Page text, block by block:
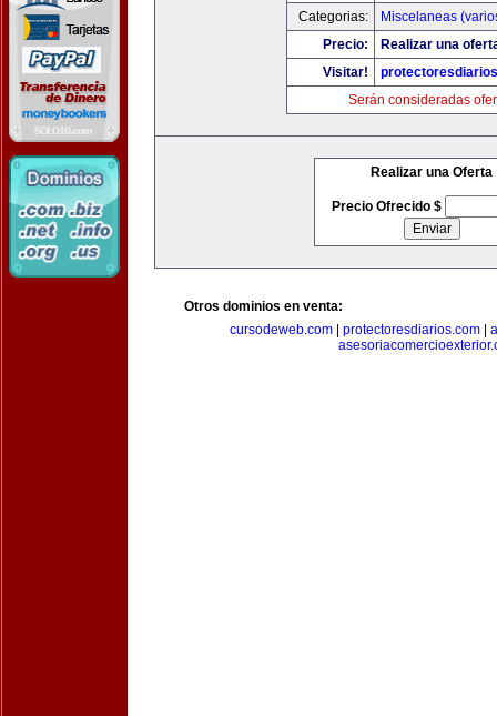
Categorias:
Miscelaneas
Precio:
Realizar una
Visitar!
Serán consideradas
Realizar una Oferta
Precio Ofrecido $
Otros dominios en venta:
cursodeweb.com
protectoresdiarios.com